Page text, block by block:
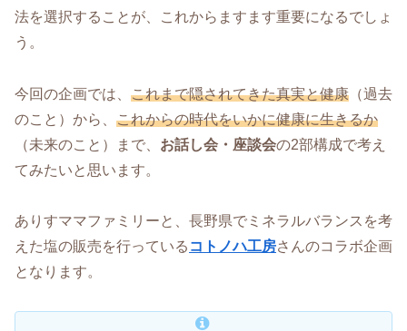
法を選択することが、これからますます重要になるでしょ
う。
今回の企画では、 これまで隠されてきた真実と健康 （過去
のこと）から、 これからの時代をいかに健康に生きるか
（未来のこと）まで、 お話し会・座談会の2部構成で考え
てみたいと思います。
ありすママファミリーと、長野県でミネラルバランスを考
えた塩の販売を行っている コトノハ工房さんのコラボ企画
となります。